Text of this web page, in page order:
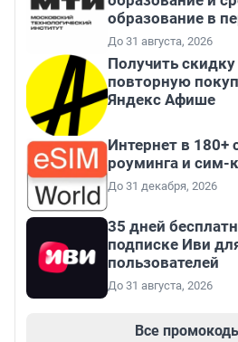
образование в
До 31 августа, 2026
Получить
повторную
Яндекс Афише
Интернет в 180+
роуминга и сим-
До 31 декабря, 2026
35 дней
подписке Иви
пользователей
До 31 августа, 2026
Все